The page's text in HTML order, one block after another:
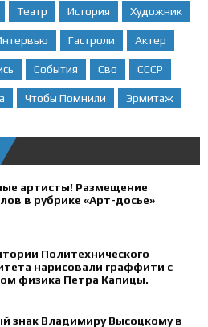
Театр История Художник
Гастроли Актер
События Сво СССР
Чтобы Помнили Эрмитаж
артисты! Размещение
в рубрике «Арт-досье»
Политехнического
нарисовали граффити с
физика Петра Капицы.
знак Владимиру Высоцкому в